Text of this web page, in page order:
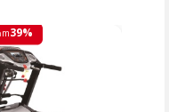
39%